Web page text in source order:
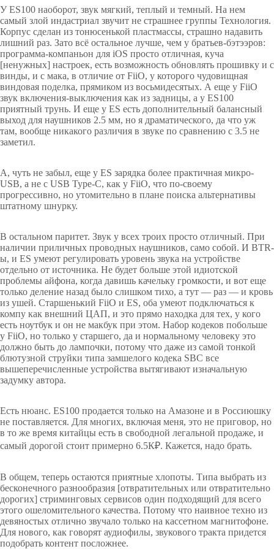
У ES100 наоборот, звук мягкий, теплый и темный. На нем
самый злой индастриал звучит не страшнее группы Технология.
Корпус сделан из тонюсенькой пластмассы, страшно надавить
лишний раз. Зато всё остальное лучше, чем у братьев-бэтээров:
программа-компаньон для iOS просто отличная, куча
[ненужных] настроек, есть возможность обновлять прошивку и с
винды, и с мака, в отличие от FiiO, у которого чудовищная
виндовая поделка, прямиком из восьмидесятых. А еще у FiiO
звук включения-выключения как из задницы, а у ES100
приятный трунь. И еще у ES есть дополнительный балансный
выход для наушников 2.5 мм, но я драматического, да что уж
там, вообще никакого различия в звуке по сравнению с 3.5 не
заметил.
А, чуть не забыл, еще у ES зарядка более практичная микро-
USB, а не с USB Type-C, как у FiiO, что по-своему
прогрессивно, но утомительно в плане поиска альтернативы
штатному шнурку.
В остальном паритет. Звук у всех троих просто отличный. При
наличии приличных проводных наушников, само собой. И BTR-
ы, и ES умеют регулировать уровень звука на устройстве
отдельно от источника. Не будет больше этой идиотской
проблемы айфона, когда давишь качельку громкости, и вот еще
только деление назад было слишком тихо, а тут — раз — и кровь
из ушей. Старшенький FiiO и ES, оба умеют подключаться к
компу как внешний ЦАП, и это прямо находка для тех, у кого
есть ноутбук и он не макбук при этом. Набор кодеков побольше
у FiiO, но только у старшего, да и нормальному человеку это
должно быть до лампочки, потому что даже из самой тонкой
блютузной струйки типа замшелого кодека SBC все
вышеперечисленные устройства вытягивают изначальную
задумку автора.
Есть нюанс. ES100 продается только на Амазоне и в Россиюшку
не поставляется. Для многих, включая меня, это не приговор, но
в то же время китайцы есть в свободной легальной продаже, и
самый дорогой стоит примерно 6.5К₽. Кажется, надо брать.
В общем, теперь остаются приятные хлопоты. Типа выбрать из
бесконечного разнообразия [отвратительных или отвратительно
дорогих] стриминговых сервисов один подходящий для всего
этого ошеломительного качества. Потому что наивное техно из
девяностых отлично звучало только на кассетном магнитофоне.
Для нового, как говорят аудиофилы, звукового тракта придется
подобрать контент посложнее.